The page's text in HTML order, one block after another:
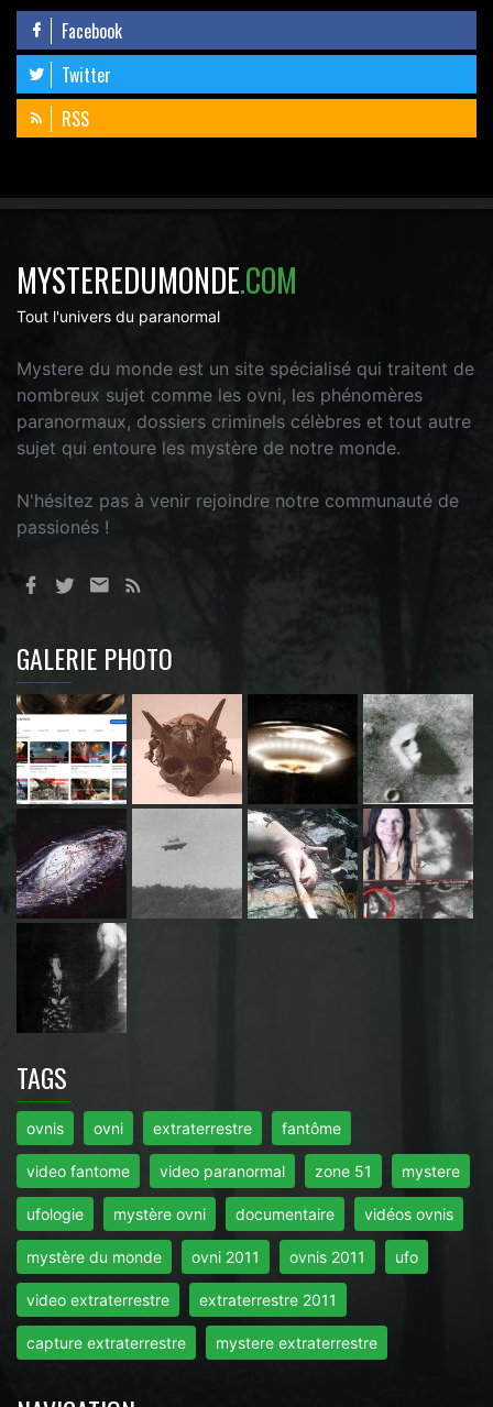
Facebook
Twitter
RSS
MYSTEREDUMONDE.COM
Tout l'univers du paranormal
Mystere du monde est un site spécialisé qui traitent de
nombreux sujet comme les ovni, les phénomères
paranormaux, dossiers criminels célèbres et tout autre
sujet qui entoure les mystère de notre monde.
N'hésitez pas à venir rejoindre notre communauté de
passionés !
GALERIE PHOTO
TAGS
ovnis ovni extraterrestre fantôme
video fantome video paranormal zone 51 mystere
ufologie mystère ovni documentaire vidéos ovnis
mystère du monde ovni 2011 ovnis 2011 ufo
video extraterrestre extraterrestre 2011
capture extraterrestre mystere extraterrestre